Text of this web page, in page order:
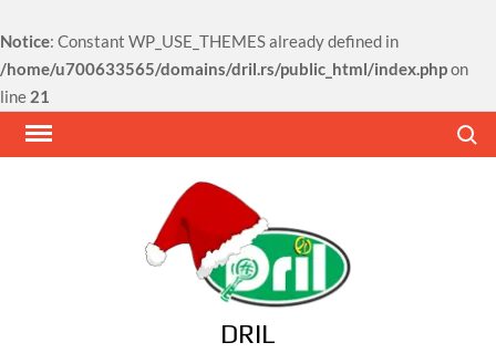
Notice: Constant WP_USE_THEMES already defined in
/home/u700633565/domains/dril.rs/public_html/index.phpon
line 21
Skip
DRIL